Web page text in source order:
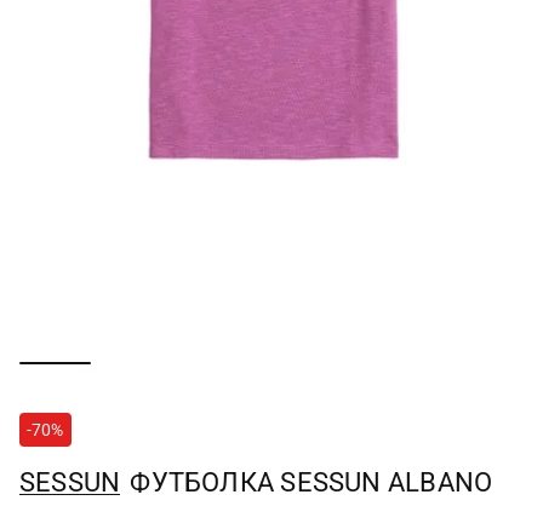
-70%
SESSUN ФУТБОЛКА SESSUN ALBANO